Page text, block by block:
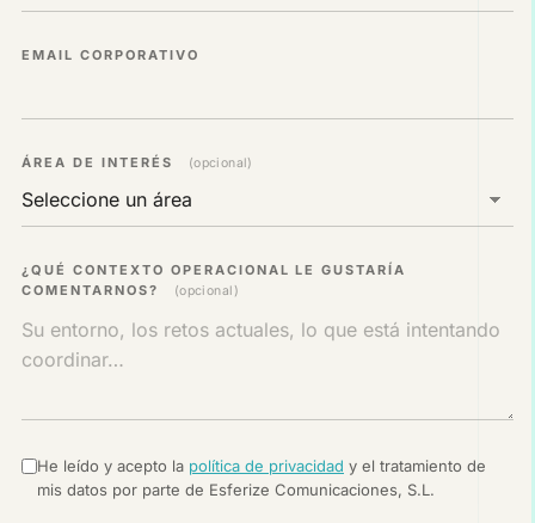
EMAIL CORPORATIVO
ÁREA DE INTERÉS (opcional)
¿QUÉ CONTEXTO OPERACIONAL LE GUSTARÍA
COMENTARNOS?
(opcional)
He leído y acepto la política de privacidad y el tratamiento de
mis datos por parte de Esferize Comunicaciones, S.L.